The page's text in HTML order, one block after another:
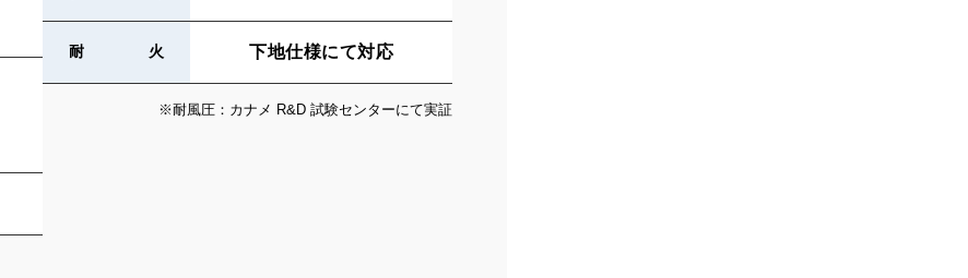
耐火 下地仕様にて対応
※耐風圧：カナメ R&D 試験センターにて実証